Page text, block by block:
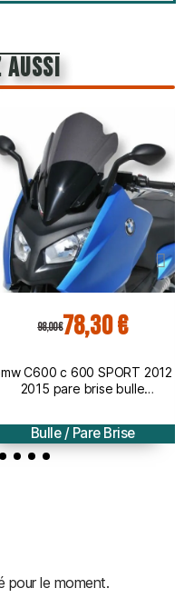
aussi
98,00 €78,30 €
C600 c 600 SPORT 2012
2015 pare brise bulle
Bulle / Pare Brise
pour le moment.